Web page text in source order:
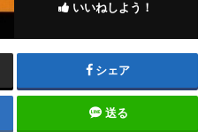
いいねしよう！
シェア
送る